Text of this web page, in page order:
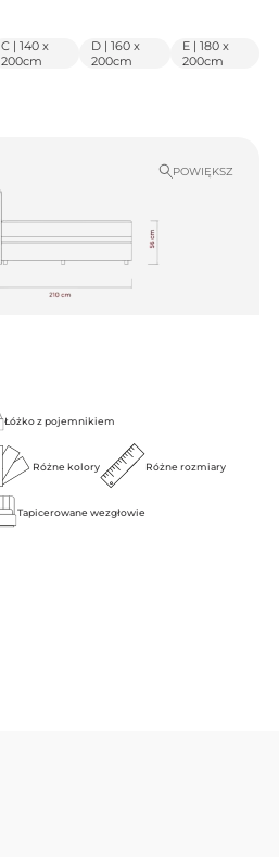
C | 140 x
200cm
D | 160 x
200cm
E | 180 x
200cm
POWIĘKSZ
Łóżko z pojemnikiem
Różne kolory Różne rozmiary
Tapicerowane wezgłowie